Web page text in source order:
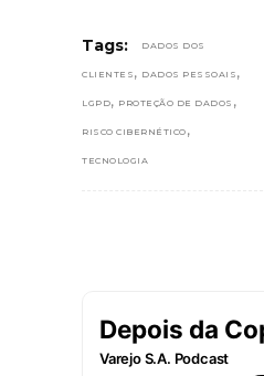
Tags: DADOS DOS
CLIENTES , DADOS PESSOAIS ,
LGPD, PROTEÇÃO DE DADOS ,
RISCO CIBERNÉTICO ,
TECNOLOGIA